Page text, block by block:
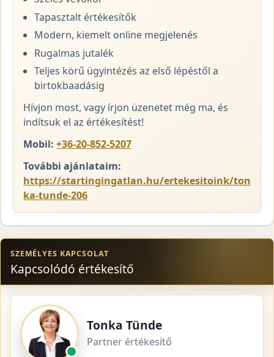
Tapasztalt értékesítők
Modern, kiemelt online megjelenés
Rugalmas jutalék
Teljes körű ügyintézés az első lépéstől a
birtokbaadásig
Hívjon most, vagy írjon üzenetet még ma, és
indítsuk el az értékesítést!
Mobil: +36-20-852-5207
További ajánlataim:
https://startingingatlan.hu/ertekesitoink/ton
ka-tunde-206
SZEMÉLYES KAPCSOLAT
Kapcsolódó értékesítő
Tonka Tünde
Partner értékesítő